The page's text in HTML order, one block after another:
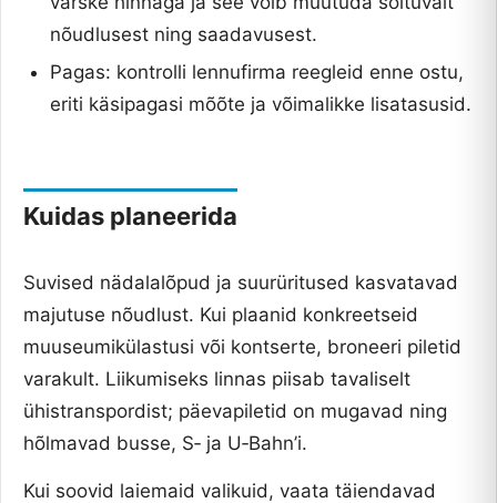
nõudlusest ning saadavusest.
Pagas: kontrolli lennufirma reegleid enne ostu,
eriti käsipagasi mõõte ja võimalikke lisatasusid.
Kuidas planeerida
Suvised nädalalõpud ja suurüritused kasvatavad
majutuse nõudlust. Kui plaanid konkreetseid
muuseumikülastusi või kontserte, broneeri piletid
varakult. Liikumiseks linnas piisab tavaliselt
ühistranspordist; päevapiletid on mugavad ning
hõlmavad busse, S‑ ja U‑Bahn’i.
Kui soovid laiemaid valikuid, vaata täiendavad